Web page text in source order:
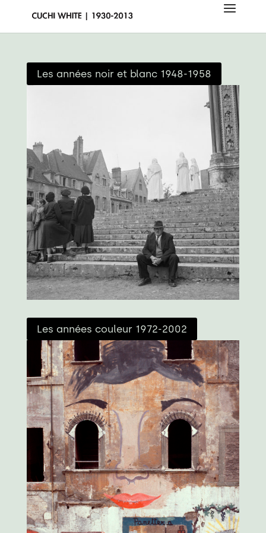
Les années noir et blanc 1948-1958
Les années couleur 1972-2002